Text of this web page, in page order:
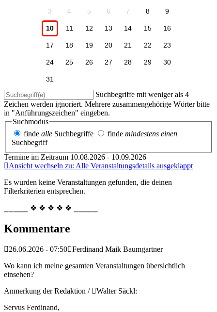
3 4 5 6 7 8 9
10 11 12 13 14 15 16
17 18 19 20 21 22 23
24 25 26 27 28 29 30
31
Suchbegriffe mit weniger als 4
Zeichen werden ignoriert. Mehrere zusammengehörige Wörter bitte
in "Anführungszeichen" eingeben.
Suchmodus
finde alle Suchbegriffe finde mindestens einen
Suchbegriff
Termine im Zeitraum 10.08.2026 - 10.09.2026
Ansicht wechseln zu: Alle Veranstaltungsdetails ausgeklappt
Es wurden keine Veranstaltungen gefunden, die deinen
Filterkriterien entsprechen.
⎯⎯⎯⎯⎯ ❖ ❖ ❖ ❖ ❖ ⎯⎯⎯⎯⎯
Kommentare
26.06.2026 - 07:50 Ferdinand Maik Baumgartner
Wo kann ich meine gesamten Veranstaltungen übersichtlich
einsehen?
Anmerkung der Redaktion /
Walter Säckl:
Servus Ferdinand,